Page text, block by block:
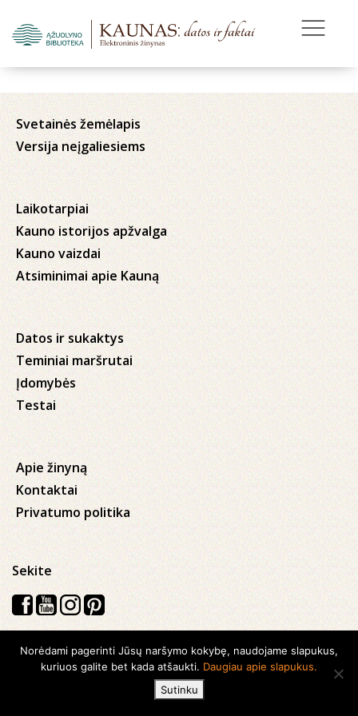
Svetainės žemėlapis
Versija neįgaliesiems
Laikotarpiai
Kauno istorijos apžvalga
Kauno vaizdai
Atsiminimai apie Kauną
Datos ir sukaktys
Teminiai maršrutai
Įdomybės
Testai
Apie žinyną
Kontaktai
Privatumo politika
Sekite
Visos teisės saugomos © 2026 Kauno apskrities viešoji Ąžuolyno
biblioteka
Norėdami pagerinti Jūsų naršymo kokybę, naudojame slapukus,
kuriuos galite bet kada atšaukti. Daugiau apie slapukus.
Sutinku